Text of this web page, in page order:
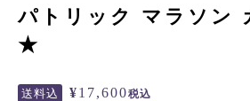
パトリック マラソン
★
送料込 ¥17,600税込